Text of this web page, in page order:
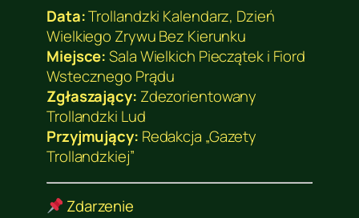
Data:Trollandzki Kalendarz, Dzień
Wielkiego Zrywu Bez Kierunku
Miejsce:Sala Wielkich Pieczątek i Fiord
Wstecznego Prądu
Zgłaszający: Zdezorientowany
Trollandzki Lud
Przyjmujący: Redakcja „Gazety
Trollandzkiej”
Zdarzenie